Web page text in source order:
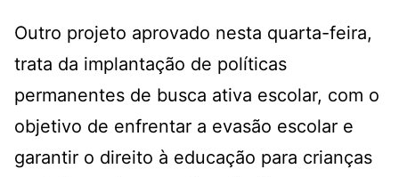
Outro projeto aprovado nesta quarta-feira,
trata da implantação de políticas
permanentes de busca ativa escolar, com o
objetivo de enfrentar a evasão escolar e
garantir o direito à educação para crianças